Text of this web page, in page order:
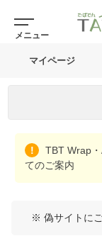
マイページ
TBT Wrap
てのご案内
※ 偽サイトに